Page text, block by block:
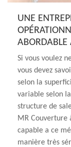
UNE
ABORDABLE
Si vous voulez
vous devez
selon la
variable selon
structure de
MR Couverture
capable a ce
manière très